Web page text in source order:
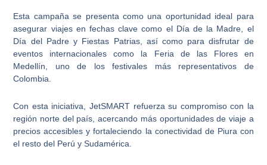
Esta campaña se presenta como una oportunidad ideal para
asegurar viajes en fechas clave como el Día de la Madre, el
Día del Padre y Fiestas Patrias, así como para disfrutar de
eventos internacionales como la Feria de las Flores en
Medellín, uno de los festivales más representativos de
Colombia.
Con esta iniciativa, JetSMART refuerza su compromiso con la
región norte del país, acercando más oportunidades de viaje a
precios accesibles y fortaleciendo la conectividad de Piura con
el resto del Perú y Sudamérica.